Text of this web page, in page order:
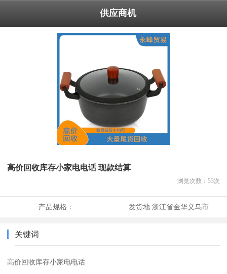
供应商机
高价回收库存小家电电话 现款结算
浏览次数： 53次
产品规格： 发货地:浙江省金华义乌市
关键词
高价回收库存小家电电话